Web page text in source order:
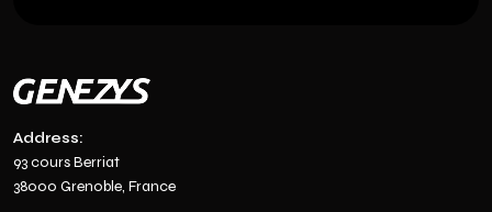
Address:
93 cours Berriat
38000 Grenoble, France